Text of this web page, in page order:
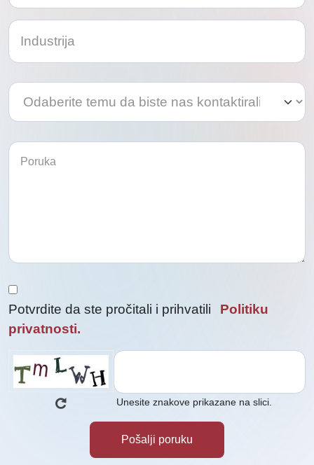
Odaberite
temu
da
nas
kontaktirali
Odaberite
temu
biste
nas
Potvrdite da ste pročitali i prihvatili
Politiku
privatnosti.
Unesite znakove prikazane na slici.